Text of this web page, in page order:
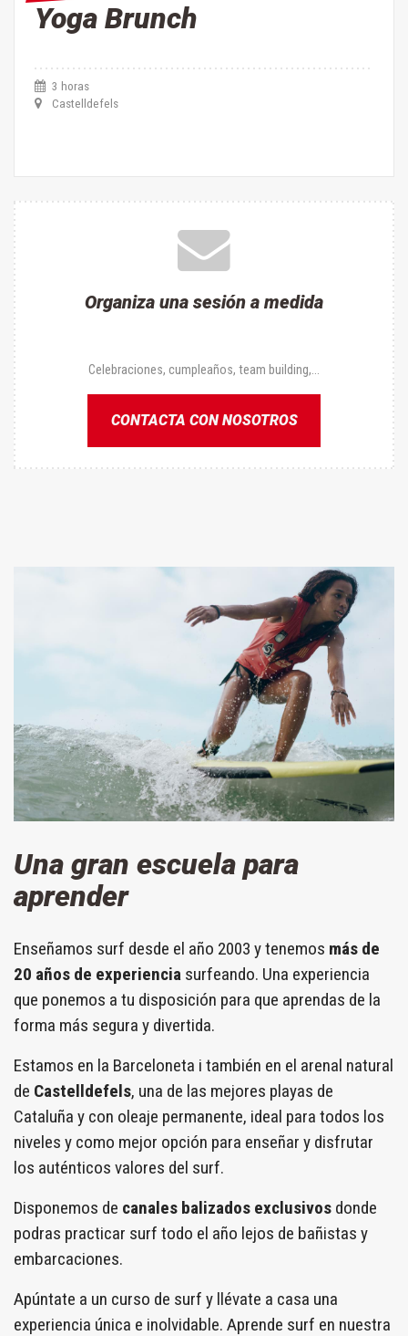
Yoga Brunch
3 horas
Castelldefels
Organiza una sesión a medida
Celebraciones, cumpleaños, team building,...
CONTACTA CON NOSOTROS
Una gran escuela para
aprender
Enseñamos surf desde el año 2003 y tenemos más de
20 años de experiencia surfeando. Una experiencia
que ponemos a tu disposición para que aprendas de la
forma más segura y divertida.
Estamos en la Barceloneta i también en el arenal natural
de Castelldefels, una de las mejores playas de
Cataluña y con oleaje permanente, ideal para todos los
niveles y como mejor opción para enseñar y disfrutar
los auténticos valores del surf.
Disponemos de canales balizados exclusivos donde
podras practicar surf todo el año lejos de bañistas y
embarcaciones.
Apúntate a un curso de surf y llévate a casa una
experiencia única e inolvidable. Aprende surf en nuestra